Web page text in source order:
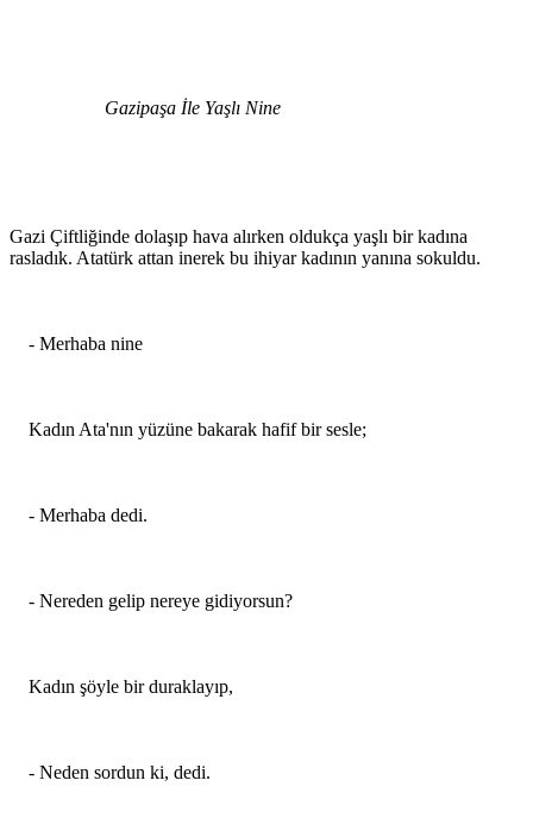
Gazipaşa İle Yaşlı Nine
Gazi Çiftliğinde dolaşıp hava alırken oldukça yaşlı bir kadına
rasladık. Atatürk attan inerek bu ihiyar kadının yanına sokuldu.
- Merhaba nine
Kadın Ata'nın yüzüne bakarak hafif bir sesle;
- Merhaba dedi.
- Nereden gelip nereye gidiyorsun?
Kadın şöyle bir duraklayıp,
- Neden sordun ki, dedi.